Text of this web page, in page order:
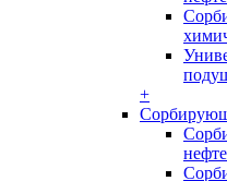
+